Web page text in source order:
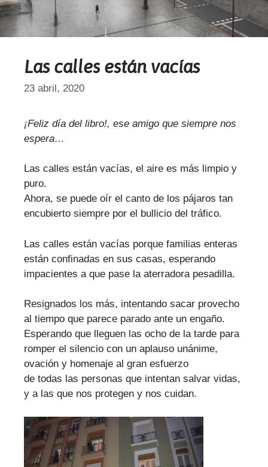
Las calles están vacías
23 abril, 2020
¡Feliz día del libro!, ese amigo que siempre nos
espera…
Las calles están vacías, el aire es más limpio y
puro.
Ahora, se puede oír el canto de los pájaros tan
encubierto siempre por el bullicio del tráfico.
Las calles están vacías porque familias enteras
están confinadas en sus casas, esperando
impacientes a que pase la aterradora pesadilla.
Resignados los más, intentando sacar provecho
al tiempo que parece parado ante un engaño.
Esperando que lleguen las ocho de la tarde para
romper el silencio con un aplauso unánime,
ovación y homenaje al gran esfuerzo
de todas las personas que intentan salvar vidas,
y a las que nos protegen y nos cuidan.